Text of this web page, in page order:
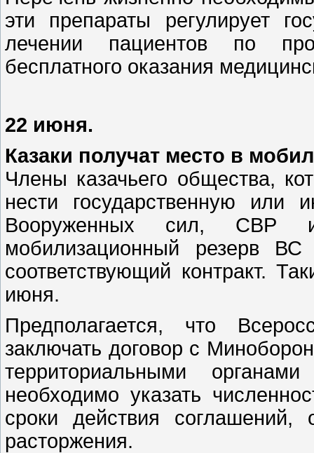
эти препараты регулирует
лечении пациентов по
бесплатного оказания
22 июня.
Казаки получат место в
Члены казачьего общества,
нести государственную
Вооруженных сил, СВР
мобилизационный резерв
соответствующий контракт.
июня.
Предполагается, что
заключать договор с
территориальными
необходимо указать
сроки действия соглашений,
расторжения.